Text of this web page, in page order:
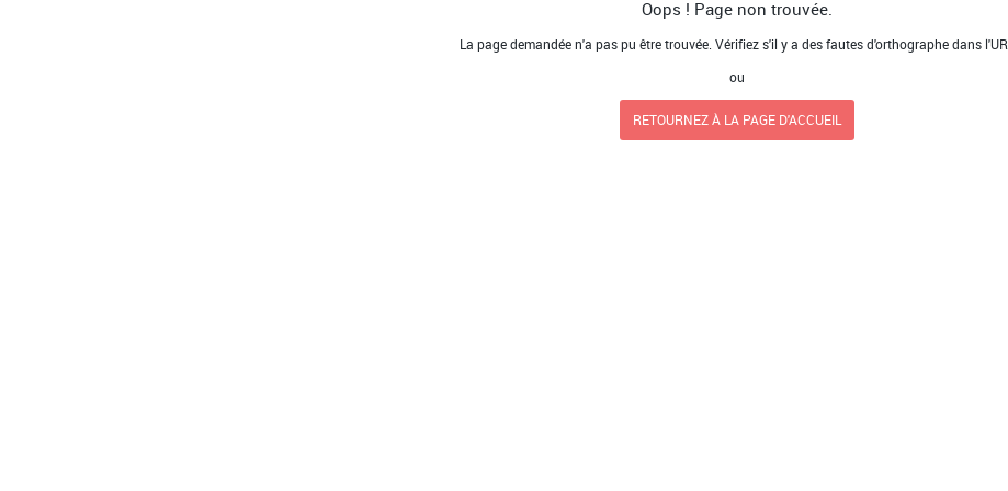
Oops ! Page non trouvée.
La page demandée n'a pas pu être trouvée. Vérifiez s'il y a des fautes d'orthographe dans
ou
RETOURNEZ À LA PAGE D'ACCUEIL